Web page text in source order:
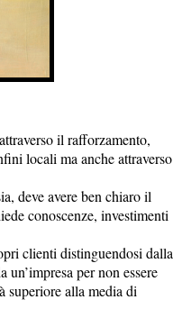
il rafforzamento,
locali ma anche attraverso
deve avere ben chiaro il
conoscenze, investimenti
clienti distinguendosi dalla
per non essere
superiore alla media di